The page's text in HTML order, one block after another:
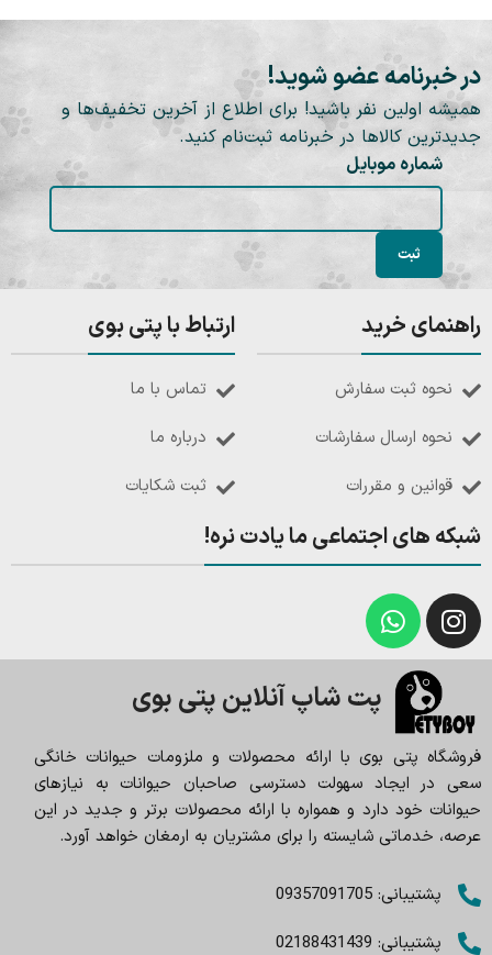
در خبرنامه عضو شوید!
همیشه اولین نفر باشید! برای اطلاع از آخرین تخفیف‌ها و
جدیدترین کالاها در خبرنامه ثبت‌نام کنید.
شماره موبایل
راهنمای خرید
نحوه ثبت سفارش
نحوه ارسال سفارشات
قوانین و مقررات
ارتباط با پتی بوی
تماس با ما
درباره ما
ثبت شکایات
شبکه های اجتماعی ما یادت نره!
پت شاپ آنلاین پتی بوی
فروشگاه پتی بوی با ارائه محصولات و ملزومات حیوانات خانگی
سعی در ایجاد سهولت دسترسی صاحبان حیوانات به نیازهای
حیوانات خود دارد و همواره با ارائه محصولات برتر و جدید در این
عرصه، خدماتی شایسته را برای مشتریان به ارمغان خواهد آورد.
پشتیبانی: 09357091705
پشتیبانی: 02188431439